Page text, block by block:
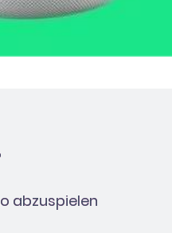
abzuspielen